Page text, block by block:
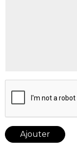
Ajouter